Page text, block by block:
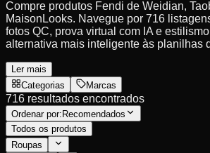
Compre produtos Fendi de Weidian,
MaisonLooks. Navegue por 716
fotos QC, prova virtual com IA e
alternativa mais inteligente às planilhas
Ler mais
Categorias
Marcas
716 resultados encontrados
Ordenar por: Recomendados
Todos os produtos
Roupas